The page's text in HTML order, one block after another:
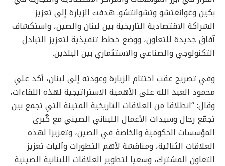
بكين وغوانغتشو وتشوانتشو. هدفت الزيارة إلى تعزيز
الشراكة الاقتصادية التاريخية بين لبنان والصين، واستكشاف
آفاق جديدة للتعاون، ووضع خطط تنفيذية لتعزيز التبادل
التكنولوجي والصناعي والاستثماري بين البلدين.
وفي تصريح عقب اختتام الزيارة وعودته إلى لبنان، أكد علي
محمود العبد الله على الأهمية الاستراتيجية لهذه اللقاءات،
وقال: “انطلاقا من العلاقات التاريخية المتينة التي تجمع بين
تجمّع رجال وسيدات الأعمال اللبناني الصيني مع كُبرى
المؤسسات الحكومية والخاصة في الصين، وتعزيزا لهذه
العلاقات الثنائية، ومناقشة لأهم التطورات وآليات تعزيز
التعاون المشترك، وسعيا لتطوير العلاقات اللبنانية الصينية